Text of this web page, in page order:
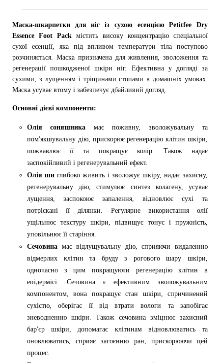
Маска-шкарпетки для ніг із сухою есенцією Petitfee Dry
Essence Foot Pack містить високу концентрацію спеціальної
сухої есенції, яка під впливом температури тіла поступово
розчиняється. Маска призначена для живлення, зволоження та
регенерації пошкодженої шкіри ніг. Ефективна у догляді за
сухими, з лущенням і тріщинами стопами в домашніх умовах.
Маска усуває втому і забезпечує дбайливий догляд.
Основні дієві компоненти:
Олія соняшника має поживну, зволожувальну та
пом'якшувальну дію, прискорює регенерацію клітин шкіри,
пожвавлює її та покращує колір. Також надає
заспокійливий і регенерувальний ефект.
Олія ши глибоко живить і зволожує шкіру, надає захисну,
регенерувальну дію, стимулює синтез колагену, усуває
лущення, заспокоює запалення, відновлює сухі та
потріскані її ділянки. Регулярне використання олії
ущільнює текстуру шкіри, підвищує тонус і пружність,
уповільнює її старіння.
Сечовина має відлущувальну дію, сприяючи видаленню
відмерлих клітин та бруду з рогового шару шкіри,
одночасно з цим покращуючи регенерацію клітин в
епідермісі. Сечовина є ефективним зволожувальним
компонентом, вона покращує стан шкіри, спричинений
сухістю, оберігає її від втрати вологи та запобігає
зневодненню шкіри. Також сечовина зміцнює захисний
бар'єр шкіри, допомагає клітинам відновлюватись та
оновлюватись, сприяє загоєнню ран, прискорюючи цей
процес.